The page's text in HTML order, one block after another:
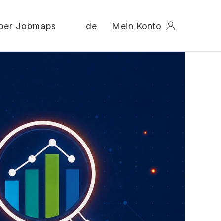
Jobmaps de Mein Konto